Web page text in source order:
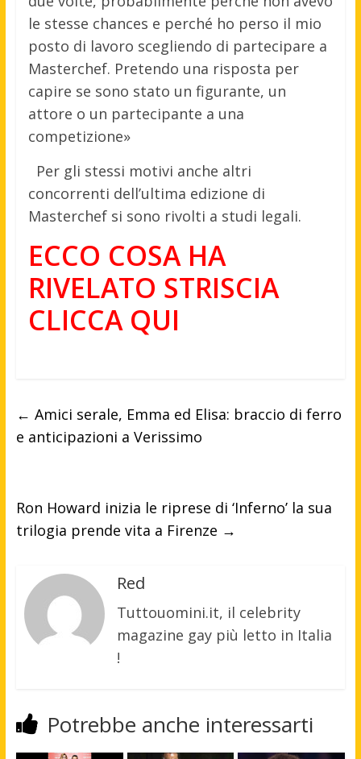
le stesse chances e perché ho perso il mio
posto di lavoro scegliendo di partecipare a
Masterchef. Pretendo una risposta per
capire se sono stato un figurante, un
attore o un partecipante a una
competizione»
Per gli stessi motivi anche altri
concorrenti dell’ultima edizione di
Masterchef si sono rivolti a studi legali.
ECCO COSA HA
RIVELATO STRISCIA
CLICCA QUI
← Amici serale, Emma ed Elisa: braccio di ferro
e anticipazioni a Verissimo
Ron Howard inizia le riprese di ‘Inferno’ la sua
trilogia prende vita a Firenze →
Red
Tuttouomini.it, il celebrity
magazine gay più letto in Italia
!
Potrebbe anche interessarti